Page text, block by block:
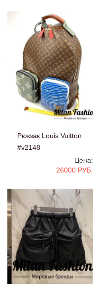
Рюкзак Louis Vuitton
#v2148
Цена:
26000 РУБ.